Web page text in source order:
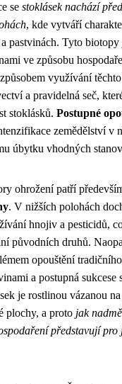
se stoklásek nachází
, kde vytváří
pastvinách. Tyto biotopy
ve způsobu
využívání
a pravidelná seč,
stoklásků. Postupné
zemědělství v
úbytku vhodných
ohrožení patří
. V nižších polohách
hnojiv a pesticidů,
původních druhů.
opouštění
a postupná sukcese
je rostlinou vázanou
plochy, a proto jak
představují pro